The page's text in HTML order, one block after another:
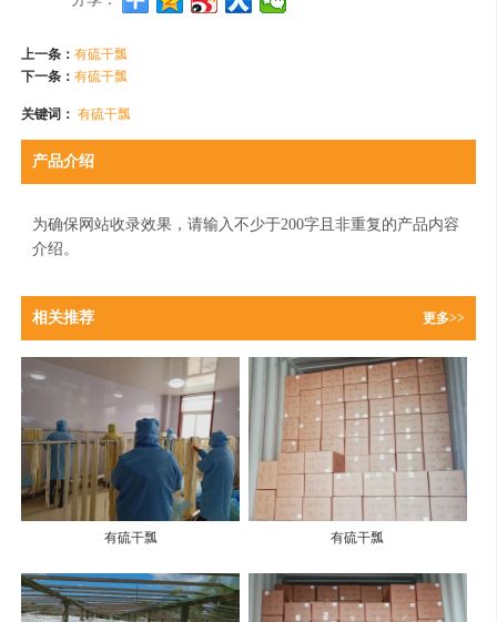
上一条：有硫干瓢
下一条：有硫干瓢
关键词：有硫干瓢
产品介绍
为确保网站收录效果，请输入不少于200字且非重复的产品内容
介绍。
相关推荐 更多>>
有硫干瓢 有硫干瓢